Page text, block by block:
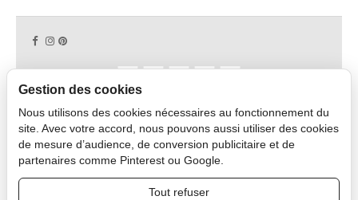
Copyright © 2026 CAPDECO.
Profesyonel Alan
Gestion des cookies
Nous utilisons des cookies nécessaires au fonctionnement du
site. Avec votre accord, nous pouvons aussi utiliser des cookies
de mesure d’audience, de conversion publicitaire et de
partenaires comme Pinterest ou Google.
Tout refuser